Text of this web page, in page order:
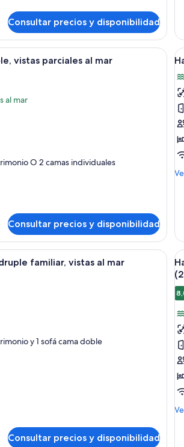
Consultar precios y disponibilidad
madera, un hervidor y un televisor.
Una habitación de hotel con una
vistas parciales al mar
al mar
O 2 camas individuales
Consultar precios y disponibilidad
al
al
Una habitación de hotel con dos
familiar, vistas al mar
y 1 sofá cama doble
Consultar precios y disponibilidad
al